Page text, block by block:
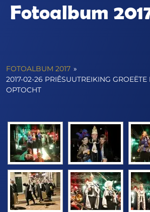
Fotoalbum
FOTOALBUM 2017 »
2017-02-26 PRIÊSUUTREIKING GROEËTE
OPTOCHT